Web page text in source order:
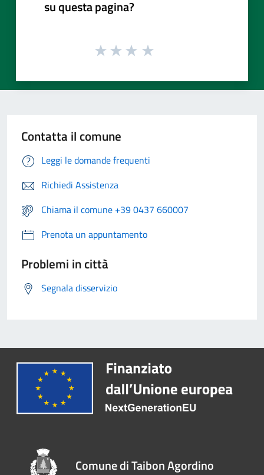
su questa pagina?
Contatta il comune
Leggi le domande frequenti
Richiedi Assistenza
Chiama il comune +39 0437 660007
Prenota un appuntamento
Problemi in città
Segnala disservizio
Comune di Taibon Agordino